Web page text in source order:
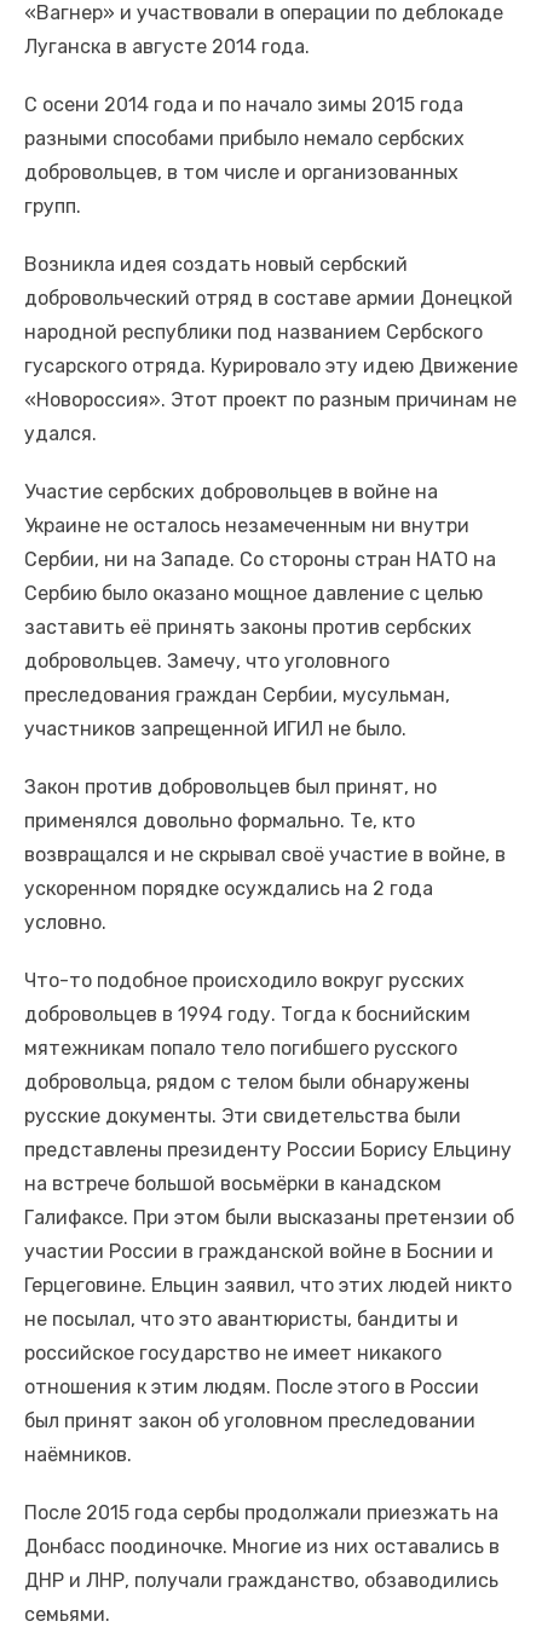
«Вагнер» и участвовали в операции по деблокаде
Луганска в августе 2014 года.
С осени 2014 года и по начало зимы 2015 года
разными способами прибыло немало сербских
добровольцев, в том числе и организованных
групп.
Возникла идея создать новый сербский
добровольческий отряд в составе армии Донецкой
народной республики под названием Сербского
гусарского отряда. Курировало эту идею Движение
«Новороссия». Этот проект по разным причинам не
удался.
Участие сербских добровольцев в войне на
Украине не осталось незамеченным ни внутри
Сербии, ни на Западе. Со стороны стран НАТО на
Сербию было оказано мощное давление с целью
заставить её принять законы против сербских
добровольцев. Замечу, что уголовного
преследования граждан Сербии, мусульман,
участников запрещенной ИГИЛ не было.
Закон против добровольцев был принят, но
применялся довольно формально. Те, кто
возвращался и не скрывал своё участие в войне, в
ускоренном порядке осуждались на 2 года
условно.
Что-то подобное происходило вокруг русских
добровольцев в 1994 году. Тогда к боснийским
мятежникам попало тело погибшего русского
добровольца, рядом с телом были обнаружены
русские документы. Эти свидетельства были
представлены президенту России Борису Ельцину
на встрече большой восьмёрки в канадском
Галифаксе. При этом были высказаны претензии об
участии России в гражданской войне в Боснии и
Герцеговине. Ельцин заявил, что этих людей никто
не посылал, что это авантюристы, бандиты и
российское государство не имеет никакого
отношения к этим людям. После этого в России
был принят закон об уголовном преследовании
наёмников.
После 2015 года сербы продолжали приезжать на
Донбасс поодиночке. Многие из них оставались в
ДНР и ЛНР, получали гражданство, обзаводились
семьями.